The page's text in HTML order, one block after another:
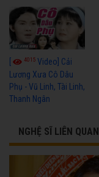
4015 Video] Cải
Lương Xưa Cô Dâu
Phụ - Vũ Linh, Tài Linh,
Thanh Ngân
NGHỆ SĨ LIÊN QUAN